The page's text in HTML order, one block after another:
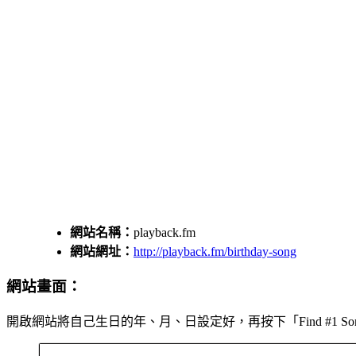
網站名稱： playback.fm
網站網址： http://playback.fm/birthday-song
網站畫面：
開啟網站將自己生日的年、月、日設定好，再按下「Find #1